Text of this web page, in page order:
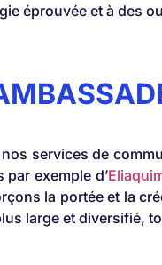
éprouvée et à des
services de
par exemple d’
la portée et la
large et diversifié,